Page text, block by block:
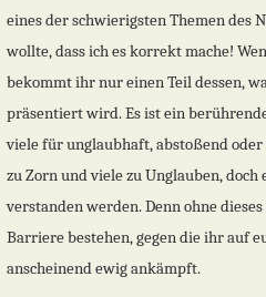
eines der schwierigsten Themen des
wollte, dass ich es korrekt mache!
bekommt ihr nur einen Teil dessen,
präsentiert wird. Es ist ein
viele für unglaubhaft, abstoßend
zu Zorn und viele zu Unglauben,
verstanden werden. Denn ohne
Barriere bestehen, gegen die ihr auf
anscheinend ewig ankämpft.